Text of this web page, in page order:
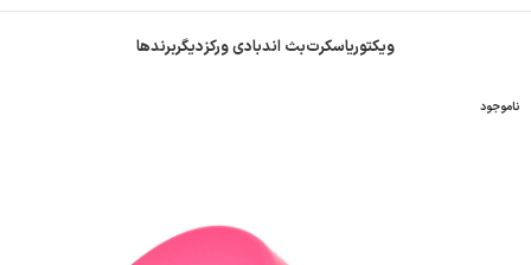
ویکتوریاسکرتبث اندبادی ورکزدیگربرندها
ناموجود